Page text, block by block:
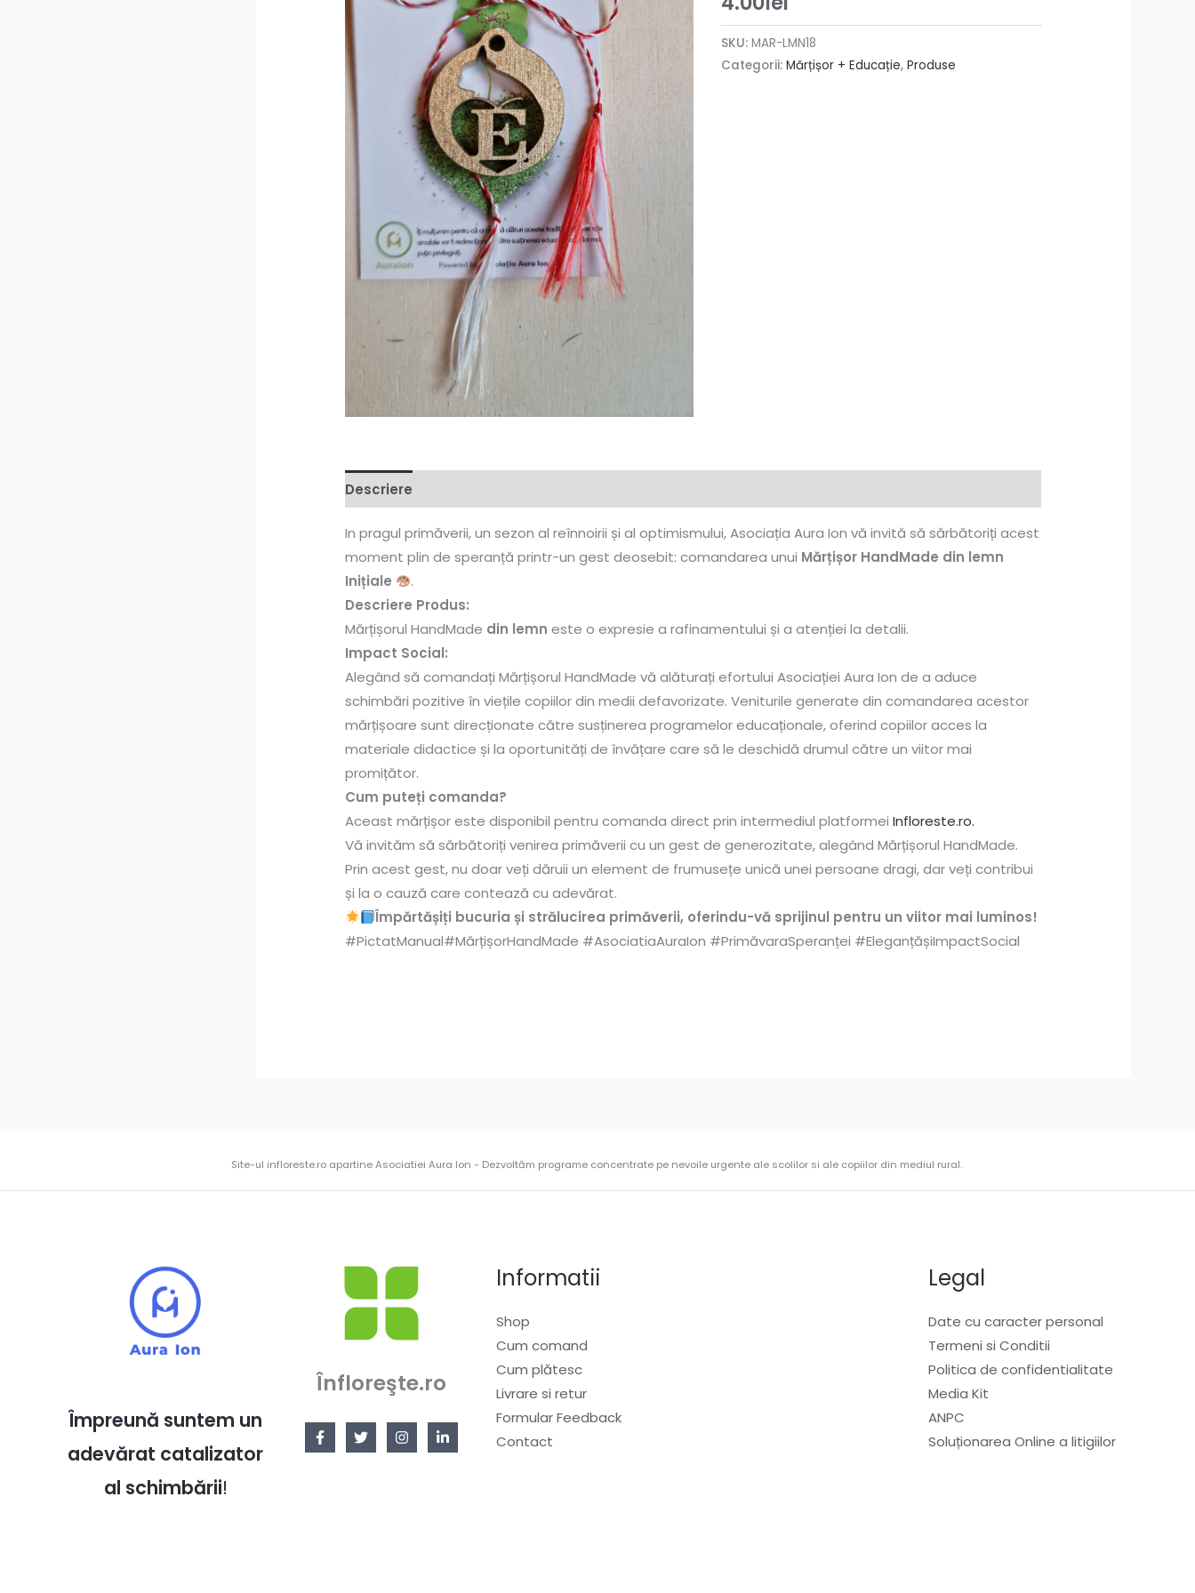
SKU:MAR-LMN18
Categorii:Mărțișor + Educație,Produse
Descriere
In pragul primăverii, un sezon al reînnoirii și al optimismului, Asociația Aura Ion vă invită să sărbătoriți acest
moment plin de speranță printr-un gest deosebit: comandarea unui Mărțișor HandMade din lemn
Inițiale
.
Descriere Produs:
Mărțișorul HandMade din lemn este o expresie a rafinamentului și a atenției la detalii.
Impact Social:
Alegând să comandați Mărțișorul HandMade vă alăturați efortului Asociației Aura Ion de a aduce
schimbări pozitive în viețile copiilor din medii defavorizate. Veniturile generate din comandarea acestor
mărțișoare sunt direcționate către susținerea programelor educaționale, oferind copiilor acces la
materiale didactice și la oportunități de învățare care să le deschidă drumul către un viitor mai
promițător.
Cum puteți comanda?
Aceast mărțișor este disponibil pentru comanda direct prin intermediul platformeiInfloreste.ro.
Vă invităm să sărbătoriți venirea primăverii cu un gest de generozitate, alegând Mărțișorul HandMade.
Prin acest gest, nu doar veți dăruii un element de frumusețe unică unei persoane dragi, dar veți contribui
și la o cauză care contează cu adevărat.
Împărtășiți bucuria și strălucirea primăverii, oferindu-vă sprijinul pentru un viitor mai luminos!
#PictatManual#MărțișorHandMade #AsociatiaAuraIon #PrimăvaraSperanței #EleganțășiImpactSocial
Site-ul infloreste.ro apartine Asociatiei Aura Ion - Dezvoltăm programe concentrate pe nevoile urgente ale scolilor si ale copiilor din mediul rural.
Împreună suntem un
adevărat catalizator
al schimbării!
Înfloreşte.ro
Informatii
Shop
Cum comand
Cum plătesc
Livrare si retur
Formular Feedback
Contact
Legal
Date cu caracter personal
Termeni si Conditii
Politica de confidentialitate
Media Kit
ANPC
Soluționarea Online a litigiilor